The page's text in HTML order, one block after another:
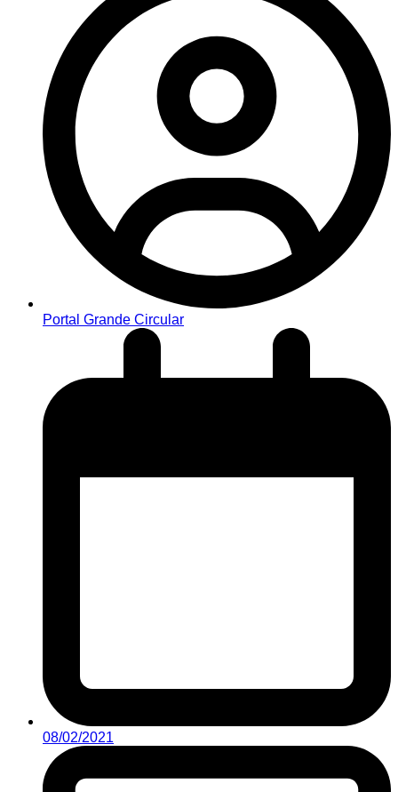
Portal Grande Circular
08/02/2021